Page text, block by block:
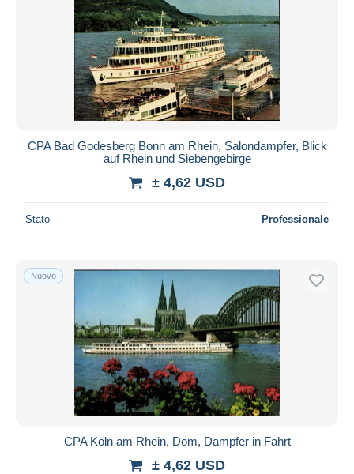
CPA Bad Godesberg Bonn am Rhein, Salondampfer, Blick
auf Rhein und Siebengebirge
± 4,62 USD
Stato Professionale
Nuovo
CPA Köln am Rhein, Dom, Dampfer in Fahrt
± 4,62 USD